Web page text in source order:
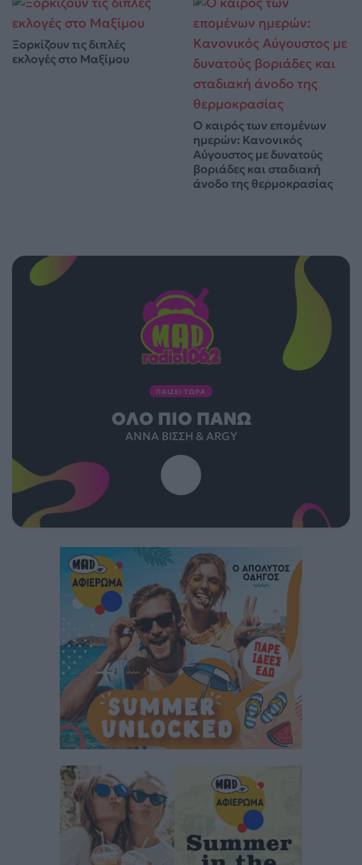
Ξορκίζουν τις διπλές
εκλογές στο Μαξίμου
Ο καιρός των επομένων
ημερών: Κανονικός
Αύγουστος με δυνατούς
βοριάδες και σταδιακή
άνοδο της θερμοκρασίας
ΠΑΙΖΕΙ ΤΩΡΑ
ΌΛΟ ΠΙΟ ΠΆΝΩ
ΆΝΝΑ ΒΊΣΣΗ & ARGY